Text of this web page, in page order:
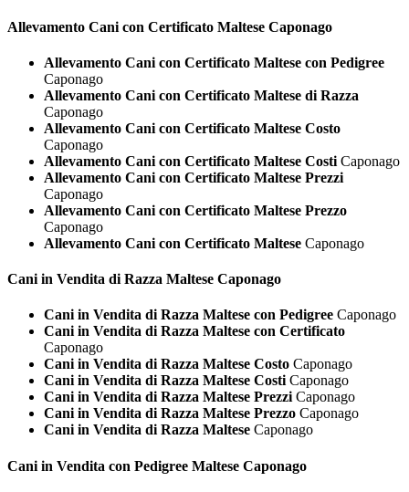
Allevamento Cani con Certificato Maltese Caponago
Allevamento Cani con Certificato Maltese con Pedigree
Caponago
Allevamento Cani con Certificato Maltese di Razza
Caponago
Allevamento Cani con Certificato Maltese Costo
Caponago
Allevamento Cani con Certificato Maltese Costi Caponago
Allevamento Cani con Certificato Maltese Prezzi
Caponago
Allevamento Cani con Certificato Maltese Prezzo
Caponago
Allevamento Cani con Certificato Maltese Caponago
Cani in Vendita di Razza Maltese Caponago
Cani in Vendita di Razza Maltese con Pedigree Caponago
Cani in Vendita di Razza Maltese con Certificato
Caponago
Cani in Vendita di Razza Maltese Costo Caponago
Cani in Vendita di Razza Maltese CostiCaponago
Cani in Vendita di Razza Maltese PrezziCaponago
Cani in Vendita di Razza Maltese Prezzo Caponago
Cani in Vendita di Razza Maltese Caponago
Cani in Vendita con Pedigree Maltese Caponago